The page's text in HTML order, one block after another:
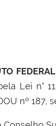
Lei n°
nº 187,